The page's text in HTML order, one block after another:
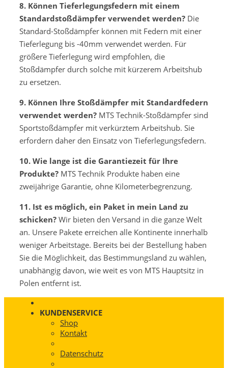
8. Können Tieferlegungsfedern mit einem
Standardstoßdämpfer verwendet werden? Die
Standard-Stoßdämpfer können mit Federn mit einer
Tieferlegung bis -40mm verwendet werden. Für
größere Tieferlegung wird empfohlen, die
Stoßdämpfer durch solche mit kürzerem Arbeitshub
zu ersetzen.
9. Können Ihre Stoßdämpfer mit Standardfedern
verwendet werden? MTS Technik-Stoßdämpfer sind
Sportstoßdämpfer mit verkürztem Arbeitshub. Sie
erfordern daher den Einsatz von Tieferlegungsfedern.
10. Wie lange ist die Garantiezeit für Ihre
Produkte? MTS Technik Produkte haben eine
zweijährige Garantie, ohne Kilometerbegrenzung.
11. Ist es möglich, ein Paket in mein Land zu
schicken? Wir bieten den Versand in die ganze Welt
an. Unsere Pakete erreichen alle Kontinente innerhalb
weniger Arbeitstage. Bereits bei der Bestellung haben
Sie die Möglichkeit, das Bestimmungsland zu wählen,
unabhängig davon, wie weit es von MTS Hauptsitz in
Polen entfernt ist.
KUNDENSERVICE
Shop
Kontakt
Datenschutz